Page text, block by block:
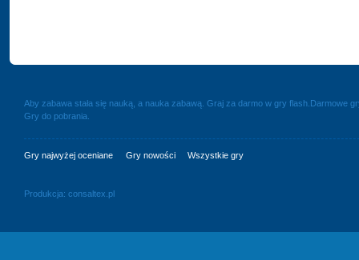
Aby zabawa stała się nauką, a nauka zabawą. Graj za darmo w gry
Gry do pobrania.
Gry najwyżej oceniane Gry nowości Wszystkie gry
Produkcja: consaltex.pl